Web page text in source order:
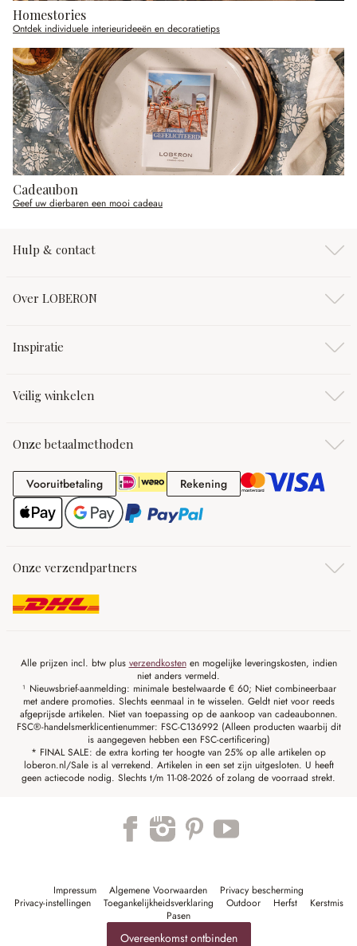
Homestories
Ontdek individuele interieurideeën en decoratietips
Cadeaubon
Geef uw dierbaren een mooi cadeau
Hulp & contact
Over LOBERON
Inspiratie
Veilig winkelen
Onze betaalmethoden
VooruitbetalingVooruitbetaling RekeningRekening
Onze verzendpartners
Alle prijzen incl. btw plus verzendkostenen mogelijke leveringskosten, indien
niet anders vermeld.
¹ Nieuwsbrief-aanmelding: minimale bestelwaarde € 60; Niet combineerbaar
met andere promoties. Slechts eenmaal in te wisselen. Geldt niet voor reeds
afgeprijsde artikelen. Niet van toepassing op de aankoop van cadeaubonnen.
FSC®-handelsmerklicentienummer: FSC-C136992 (Alleen producten waarbij dit
is aangegeven hebben een FSC-certificering)
* FINAL SALE: de extra korting ter hoogte van 25% op alle artikelen op
loberon.nl/Sale is al verrekend. Artikelen in een set zijn uitgesloten. U heeft
geen actiecode nodig. Slechts t/m 11-08-2026 of zolang de voorraad strekt.
Impressum Algemene Voorwaarden
Privacy bescherming
Privacy-instellingen
Toegankelijkheidsverklaring Outdoor Herfst
Kerstmis
Pasen
Overeenkomst ontbinden